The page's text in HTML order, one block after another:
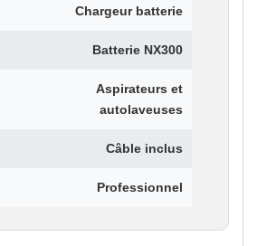
Chargeur batterie
Batterie NX300
Aspirateurs et
autolaveuses
Câble inclus
Professionnel